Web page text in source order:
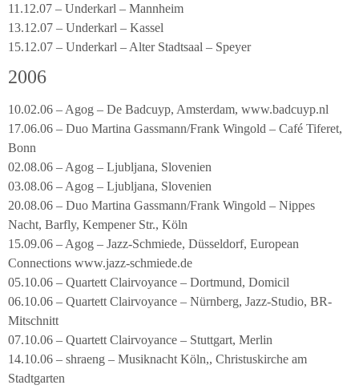
11.12.07 – Underkarl – Mannheim
13.12.07 – Underkarl – Kassel
15.12.07 – Underkarl – Alter Stadtsaal – Speyer
2006
10.02.06 – Agog – De Badcuyp, Amsterdam, www.badcuyp.nl
17.06.06 – Duo Martina Gassmann/Frank Wingold – Café Tiferet,
Bonn
02.08.06 – Agog – Ljubljana, Slovenien
03.08.06 – Agog – Ljubljana, Slovenien
20.08.06 – Duo Martina Gassmann/Frank Wingold – Nippes
Nacht, Barfly, Kempener Str., Köln
15.09.06 – Agog – Jazz-Schmiede, Düsseldorf, European
Connections www.jazz-schmiede.de
05.10.06 – Quartett Clairvoyance – Dortmund, Domicil
06.10.06 – Quartett Clairvoyance – Nürnberg, Jazz-Studio, BR-
Mitschnitt
07.10.06 – Quartett Clairvoyance – Stuttgart, Merlin
14.10.06 – shraeng – Musiknacht Köln,, Christuskirche am
Stadtgarten